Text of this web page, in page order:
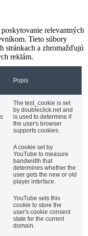
relevantných
Tieto súbory
stránkach a zhromažďujú
reklám.
Popis
The test_cookie is set
by doubleclick.net and
is used to determine if
the user's browser
supports cookies.
A cookie set by
YouTube to measure
bandwidth that
determines whether the
user gets the new or old
player interface.
YouTube sets this
cookie to store the
user's cookie consent
state for the current
domain.